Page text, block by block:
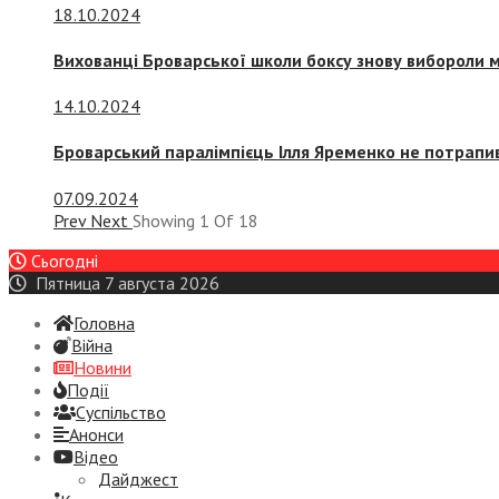
18.10.2024
Вихованці Броварської школи боксу знову вибороли
14.10.2024
Броварський паралімпієць Ілля Яременко не
07.09.2024
Prev Next Showing 1 Of 18
Сьогодні
Пятница 7 августа 2026
Головна
Війна
Новини
Події
Суспiльство
Анонси
Відео
Дайджест